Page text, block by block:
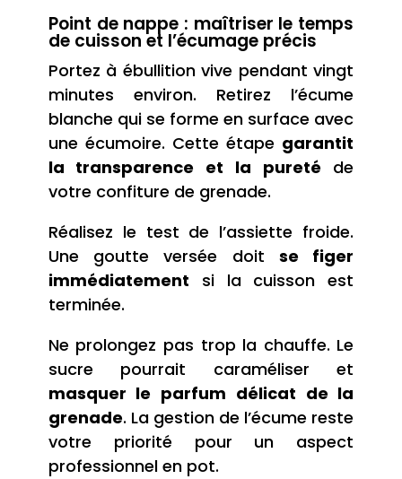
Point de nappe : maîtriser le temps
de cuisson et l’écumage précis
Portez à ébullition vive pendant vingt
minutes environ. Retirez l’écume
blanche qui se forme en surface avec
une écumoire. Cette étape garantit
la transparence et la pureté de
votre confiture de grenade.
Réalisez le test de l’assiette froide.
Une goutte versée doit se figer
immédiatement si la cuisson est
terminée.
Ne prolongez pas trop la chauffe. Le
sucre pourrait caraméliser et
masquer le parfum délicat de la
grenade. La gestion de l’écume reste
votre priorité pour un aspect
professionnel en pot.